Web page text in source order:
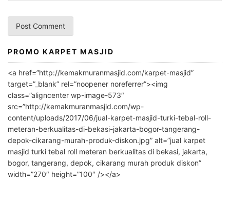
A
l
r
n
a
t
i
v
PROMO KARPET MASJID
<a href=”http://kemakmuranmasjid.com/karpet-masjid”
target=”_blank” rel=”noopener noreferrer”><img
class=”aligncenter wp-image-573″
src=”http://kemakmuranmasjid.com/wp-
content/uploads/2017/06/jual-karpet-masjid-turki-tebal-roll-
meteran-berkualitas-di-bekasi-jakarta-bogor-tangerang-
depok-cikarang-murah-produk-diskon.jpg” alt=”jual karpet
masjid turki tebal roll meteran berkualitas di bekasi, jakarta,
bogor, tangerang, depok, cikarang murah produk diskon”
width=”270″ height=”100″ /></a>